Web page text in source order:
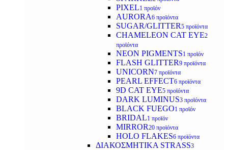
PIXEL1 προϊόν
AURORA6 προϊόντα
SUGAR/GLITTER5 προϊόντα
CHAMELEON CAT EYE2
προϊόντα
NEON PIGMENTS1 προϊόν
FLASH GLITTER9 προϊόντα
UNICORN7 προϊόντα
PEARL EFFECT6 προϊόντα
9D CAT EYE5 προϊόντα
DARK LUMINUS3 προϊόντα
BLACK FUEGO1 προϊόν
BRIDAL1 προϊόν
MIRROR20 προϊόντα
HOLO FLAKES6 προϊόντα
ΔΙΑΚΟΣΜΗΤΙΚΑ STRASS3